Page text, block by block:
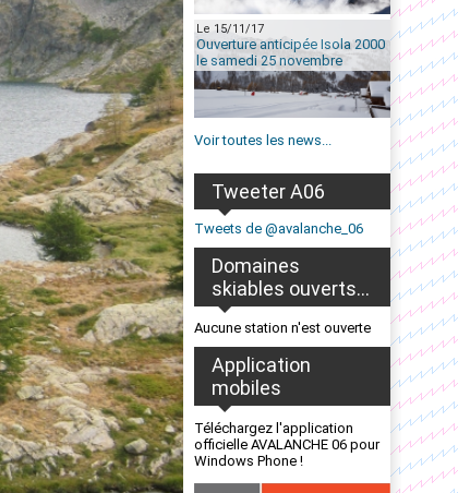
Le 15/11/17
Ouverture anticipée Isola 2000
le samedi 25 novembre
Voir toutes les news...
Tweeter A06
Tweets de @avalanche_06
Domaines
skiables ouverts...
Aucune station n'est ouverte
Application
mobiles
Téléchargez l'application
officielle AVALANCHE 06 pour
Windows Phone !